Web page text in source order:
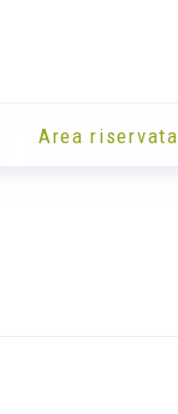
Area riservata